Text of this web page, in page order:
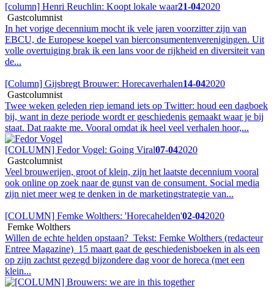
[column] Henri Reuchlin: Koopt lokale waar21-042020
Gastcolumnist
In het vorige decennium mocht ik vele jaren voorzitter zijn van
EBCU, de Europese koepel van bierconsumentenverenigingen. Uit
volle overtuiging brak ik een lans voor de rijkheid en diversiteit van
de...
[Column] Gijsbregt Brouwer: Horecaverhalen14-042020
Gastcolumnist
Twee weken geleden riep iemand iets op Twitter: houd een dagboek
bij, want in deze periode wordt er geschiedenis gemaakt waar je bij
staat. Dat raakte me. Vooral omdat ik heel veel verhalen hoor,...
[COLUMN] Fedor Vogel: Going Viral07-042020
Gastcolumnist
Veel brouwerijen, groot of klein, zijn het laatste decennium vooral
ook online op zoek naar de gunst van de consument. Social media
zijn niet meer weg te denken in de marketingstrategie van...
[COLUMN] Femke Wolthers: 'Horecahelden'02-042020
Femke Wolthers
Willen de echte helden opstaan? Tekst: Femke Wolthers (redacteur
Entree Magazine) 15 maart gaat de geschiedenisboeken in als een
op zijn zachtst gezegd bijzondere dag voor de horeca (met een
klein...